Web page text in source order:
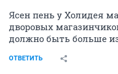
Ясен пень у Холидея
дворовых
должно быть больше
ОТВЕТИТЬ